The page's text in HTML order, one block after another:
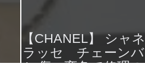
【CHANEL】 シャ
ラッセ チェーン
レ傷・変色で修理